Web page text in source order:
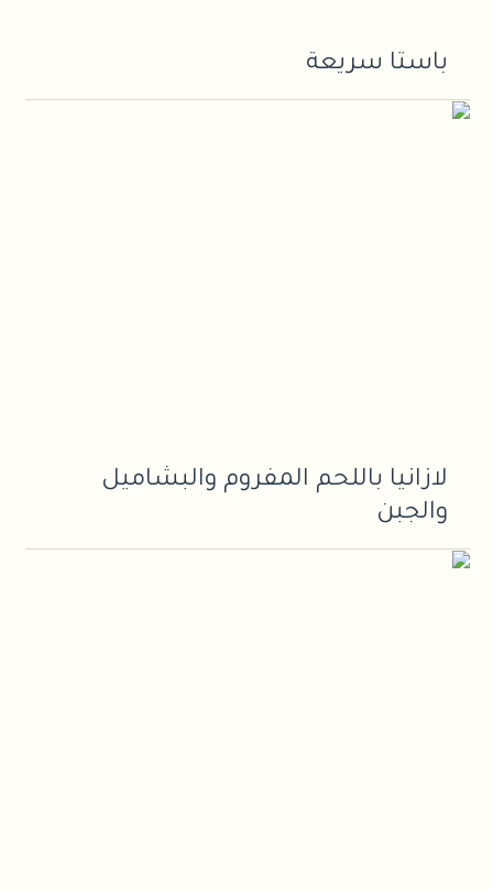
باستا سريعة
لازانيا باللحم المفروم والبشاميل
والجبن